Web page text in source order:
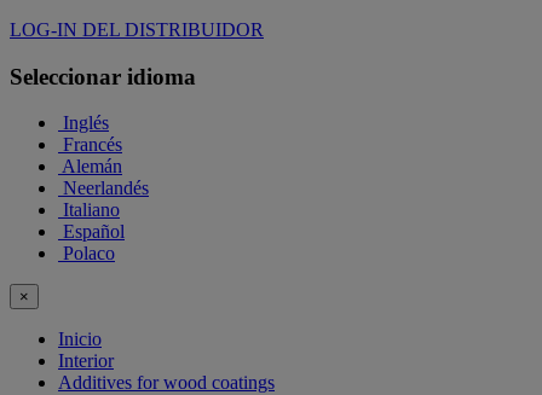
LOG-IN DEL DISTRIBUIDOR
Seleccionar idioma
Inglés
Francés
Alemán
Neerlandés
Italiano
Español
Polaco
×
Inicio
Interior
Additives for wood coatings